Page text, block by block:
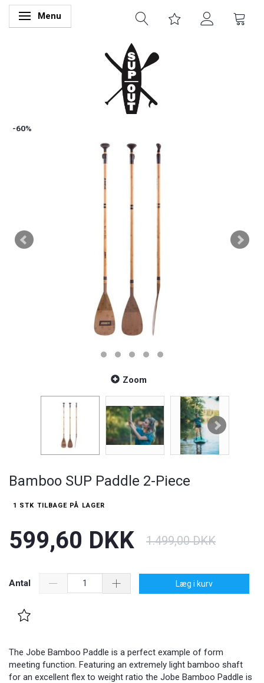
Skifte navigation
Menu
-60%
Zoom
Bamboo SUP Paddle 2-Piece
1 STK TILBAGE PÅ LAGER
599,60 DKK 1.499,00 DKK
Antal Læg i kurv
The Jobe Bamboo Paddle is a perfect example of form
meeting function. Featuring an extremely light bamboo shaft
for an excellent flex to weight ratio the Jobe Bamboo Paddle is